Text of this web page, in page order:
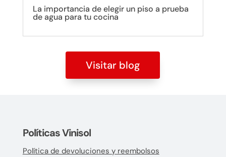
La importancia de elegir un piso a prueba
de agua para tu cocina
Visitar blog
Políticas Vinisol
Política de devoluciones y reembolsos